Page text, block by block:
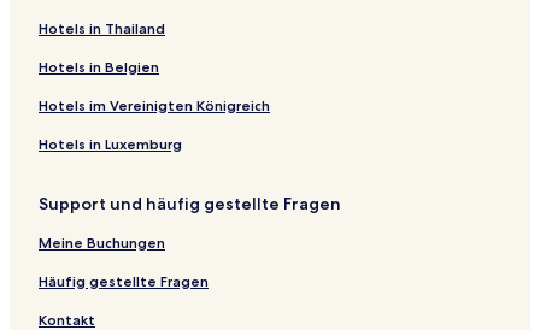
Hotels in Thailand
Hotels in Belgien
Hotels im Vereinigten Königreich
Hotels in Luxemburg
Support und häufig gestellte Fragen
Meine Buchungen
Häufig gestellte Fragen
Kontakt